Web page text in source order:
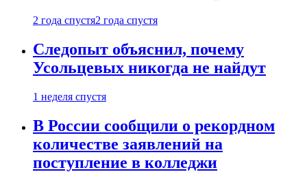
2 года спустя2 года спустя
Следопыт объяснил, почему
Усольцевых никогда не найдут
1 неделя спустя
В России сообщили о рекордном
количестве заявлений на
поступление в колледжи